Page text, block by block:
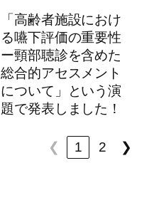
「高齢者施設におけ
る嚥下評価の重要性
ー頸部聴診を含めた
総合的アセスメント
について」という演
題で発表しました！
❮ 1 2 ❯